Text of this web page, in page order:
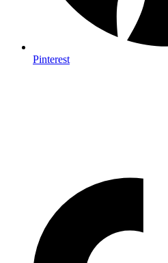
Pinterest